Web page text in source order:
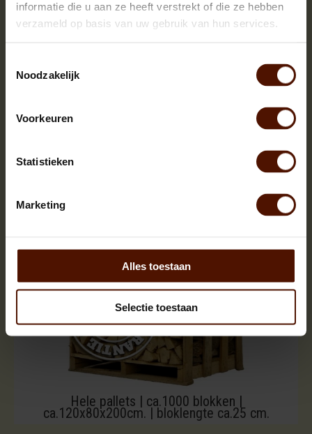
informatie die u aan ze heeft verstrekt of die ze hebben
verzameld op basis van uw gebruik van hun services.
Noodzakelijk
Voorkeuren
Statistieken
Marketing
Alles toestaan
Selectie toestaan
Netzakken | 60 of 90 stuks | bloklengte ca.25 cm.
Hele pallets | ca.1000 blokken |
ca.120x80x200cm. | bloklengte ca.25 cm.